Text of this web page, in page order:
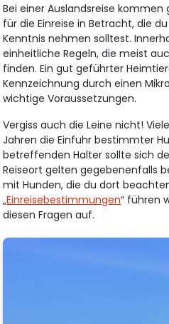
Bei einer Auslandsreise
für die Einreise in Betracht, die
Kenntnis nehmen solltest.
einheitliche Regeln, die meist
finden. Ein gut geführter
Kennzeichnung durch einen
wichtige Voraussetzungen.
Vergiss auch die Leine nicht!
Jahren die Einfuhr bestimmter
betreffenden Halter sollte sich
Reiseort gelten gegebenenfalls
mit Hunden, die du dort
„Einreisebestimmungen“ führen
diesen Fragen auf.